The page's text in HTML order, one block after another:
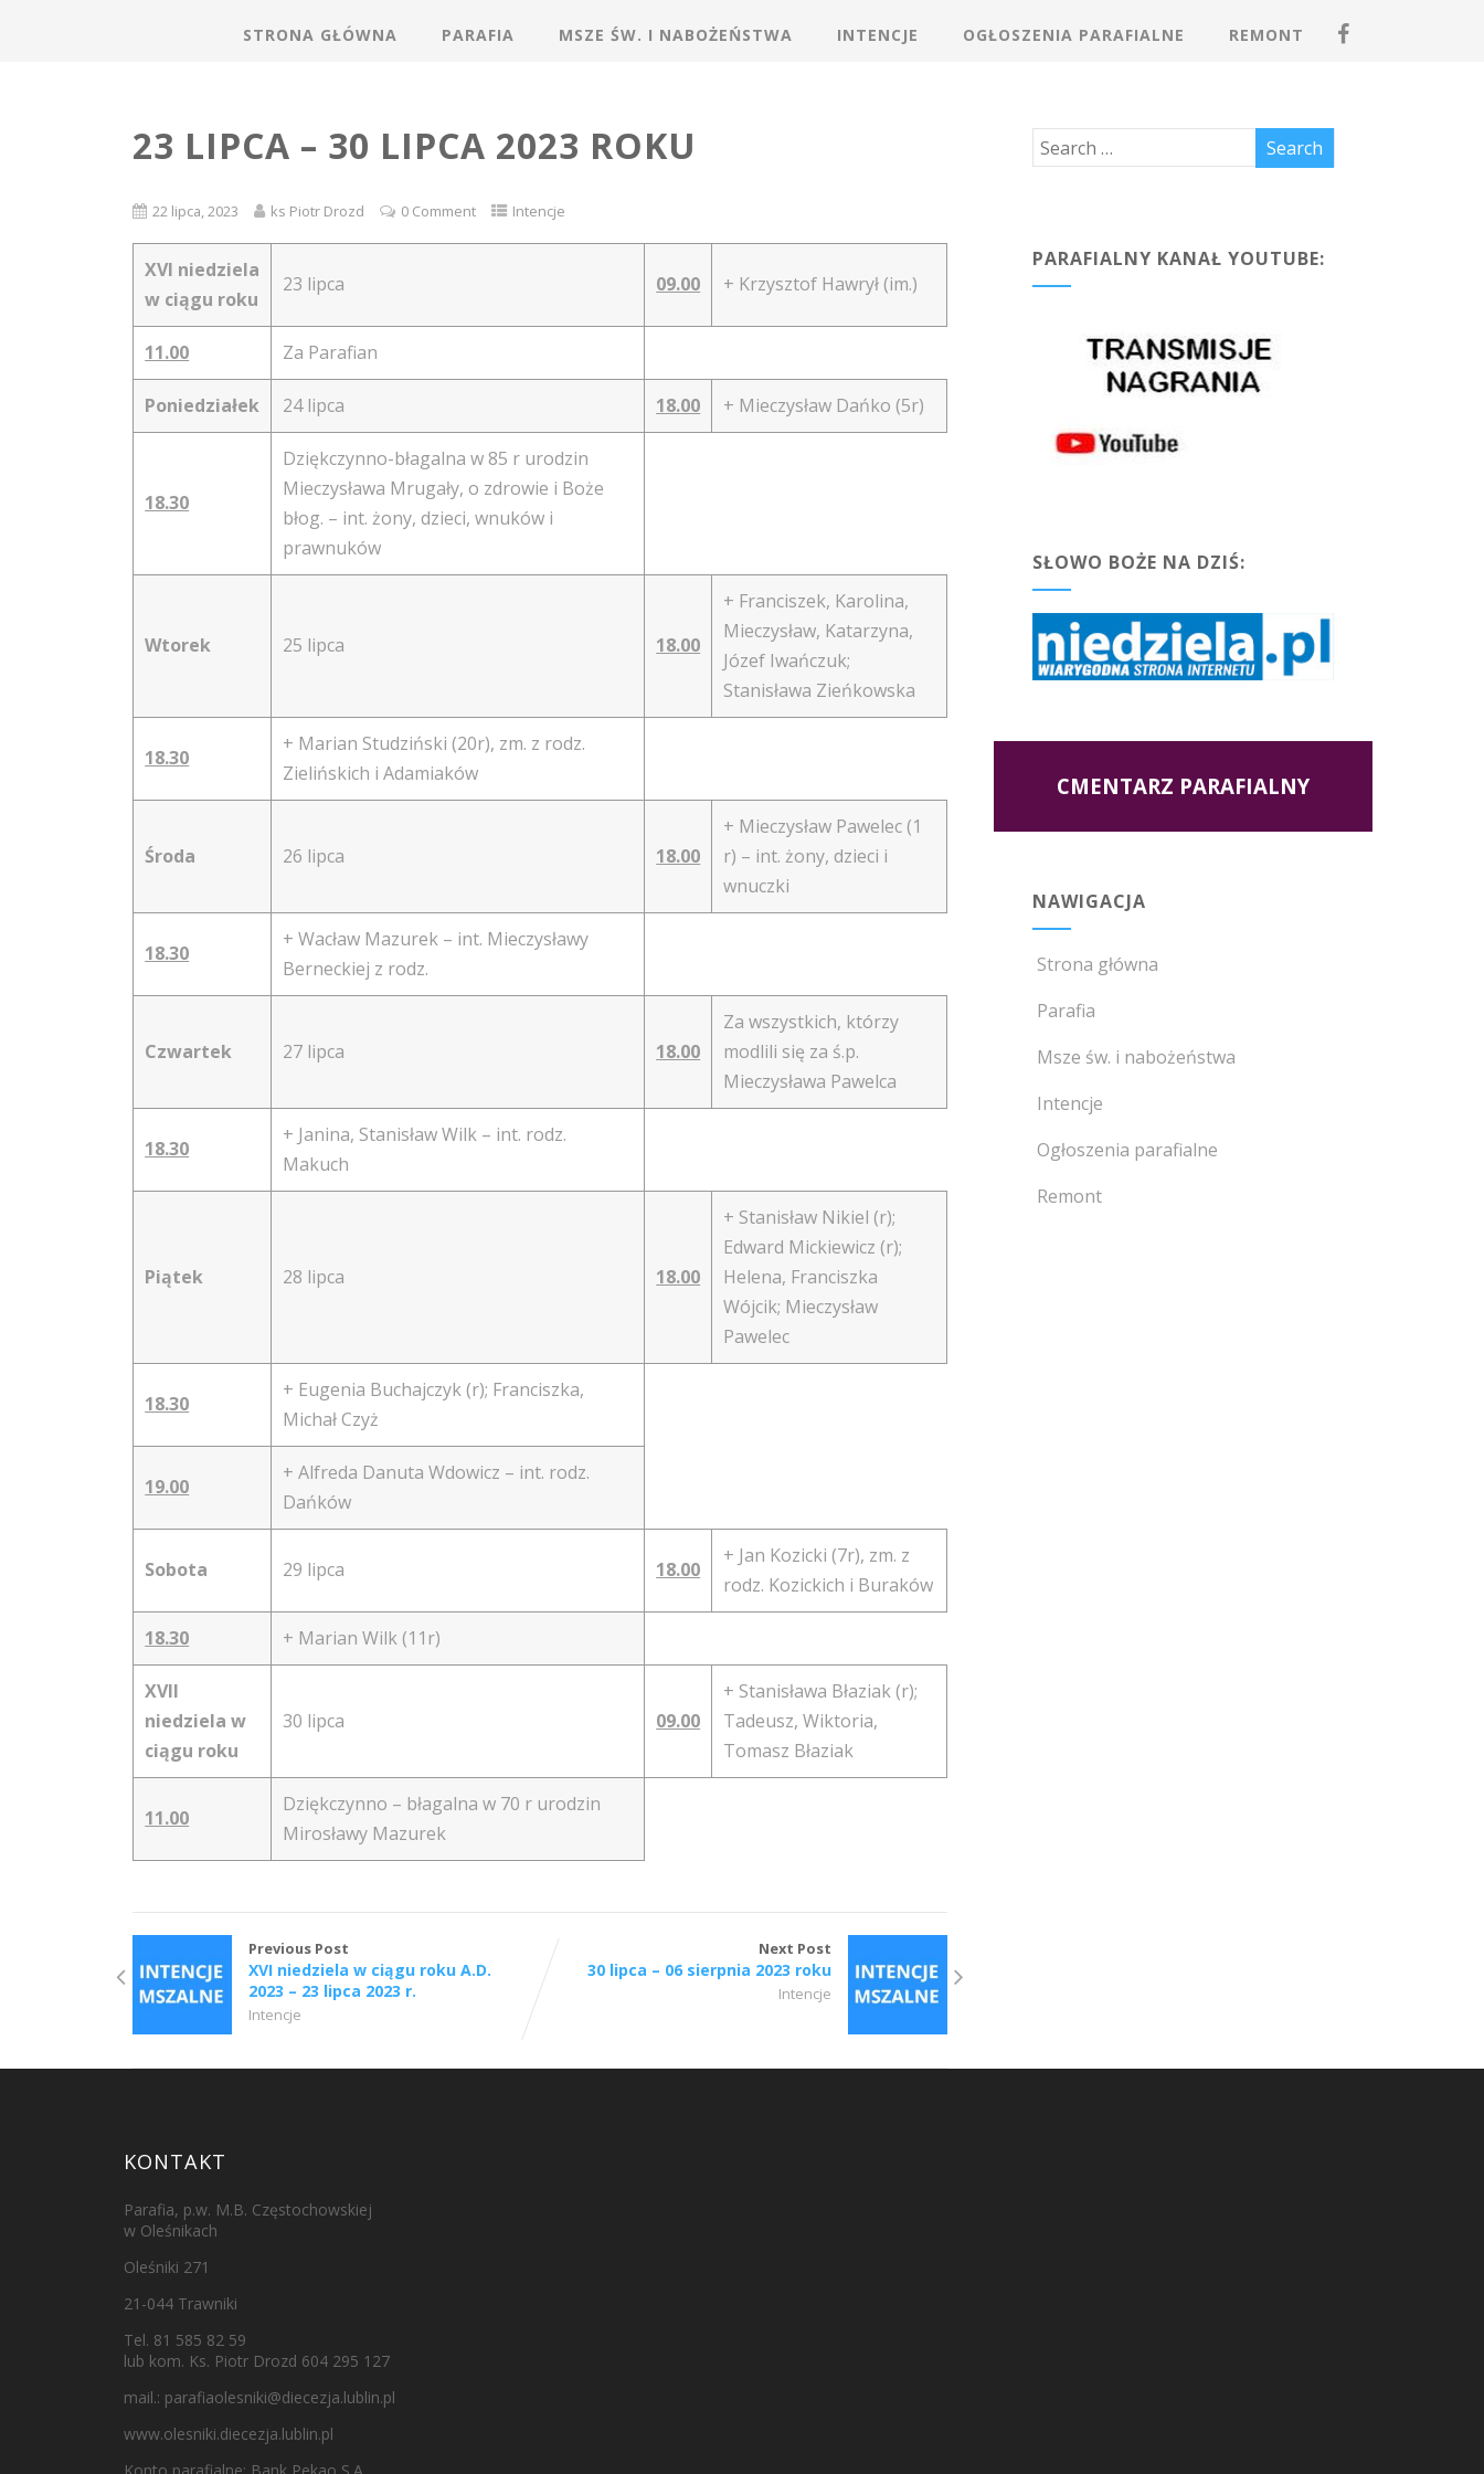
STRONA GŁÓWNA PARAFIA MSZE ŚW. I NABOŻEŃSTWA INTENCJE OGŁOSZENIA PARAFIALNE REMONT
23 LIPCA – 30 LIPCA 2023 ROKU
22 lipca, 2023 ks Piotr Drozd 0 Comment Intencje
XVI niedziela
w ciągu roku
23 lipca 09.00 + Krzysztof Hawrył (im.)
11.00 Za Parafian
Poniedziałek 24 lipca 18.00 + Mieczysław Dańko (5r)
18.30
Dziękczynno-błagalna w 85 r urodzin
Mieczysława Mrugały, o zdrowie i Boże
błog. – int. żony, dzieci, wnuków i
prawnuków
Wtorek 25 lipca 18.00
+ Franciszek, Karolina,
Mieczysław, Katarzyna,
Józef Iwańczuk;
Stanisława Zieńkowska
18.30
+ Marian Studziński (20r), zm. z rodz.
Zielińskich i Adamiaków
Środa 26 lipca 18.00
+ Mieczysław Pawelec (1
r) – int. żony, dzieci i
wnuczki
18.30
+ Wacław Mazurek – int. Mieczysławy
Berneckiej z rodz.
Czwartek 27 lipca 18.00
Za wszystkich, którzy
modlili się za ś.p.
Mieczysława Pawelca
18.30
+ Janina, Stanisław Wilk – int. rodz.
Makuch
Piątek 28 lipca 18.00
+ Stanisław Nikiel (r);
Edward Mickiewicz (r);
Helena, Franciszka
Wójcik; Mieczysław
Pawelec
18.30
+ Eugenia Buchajczyk (r); Franciszka,
Michał Czyż
19.00
+ Alfreda Danuta Wdowicz – int. rodz.
Dańków
Sobota 29 lipca 18.00
+ Jan Kozicki (7r), zm. z
rodz. Kozickich i Buraków
18.30 + Marian Wilk (11r)
XVII
niedziela w
ciągu roku
30 lipca 09.00
+ Stanisława Błaziak (r);
Tadeusz, Wiktoria,
Tomasz Błaziak
11.00
Dziękczynno – błagalna w 70 r urodzin
Mirosławy Mazurek
Previous Post
XVI niedziela w ciągu roku A.D.
2023 – 23 lipca 2023 r.
Intencje
Next Post
30 lipca – 06 sierpnia 2023 roku
Intencje
PARAFIALNY KANAŁ YOUTUBE:
SŁOWO BOŻE NA DZIŚ:
CMENTARZ PARAFIALNY
NAWIGACJA
Strona główna
Parafia
Msze św. i nabożeństwa
Intencje
Ogłoszenia parafialne
Remont
KONTAKT
Parafia, p.w. M.B. Częstochowskiej
w Oleśnikach
Oleśniki 271
21-044 Trawniki
Tel. 81 585 82 59
lub kom. Ks. Piotr Drozd 604 295 127
mail.: parafiaolesniki@diecezja.lublin.pl
www.olesniki.diecezja.lublin.pl
Konto parafialne: Bank Pekao S.A.